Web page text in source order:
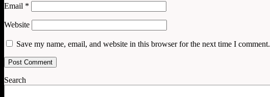
Email *
Website
Save my name, email, and website in this browser for the next time I comment.
Search